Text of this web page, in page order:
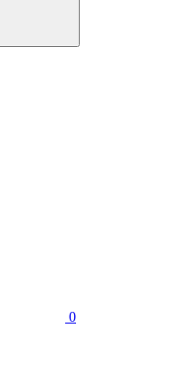
0